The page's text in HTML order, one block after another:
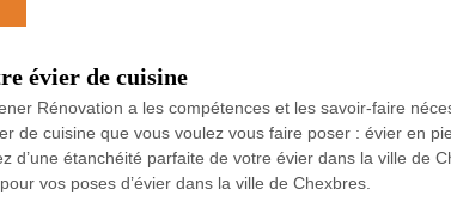
évier de cuisine
Rénovation a les compétences et les savoir-faire
de cuisine que vous voulez vous faire poser : évier en
étanchéité parfaite de votre évier dans la ville de
vos poses d’évier dans la ville de Chexbres.